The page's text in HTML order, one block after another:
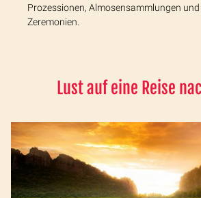
Prozessionen, Almosensammlungen
Zeremonien.
Lust auf eine Reise